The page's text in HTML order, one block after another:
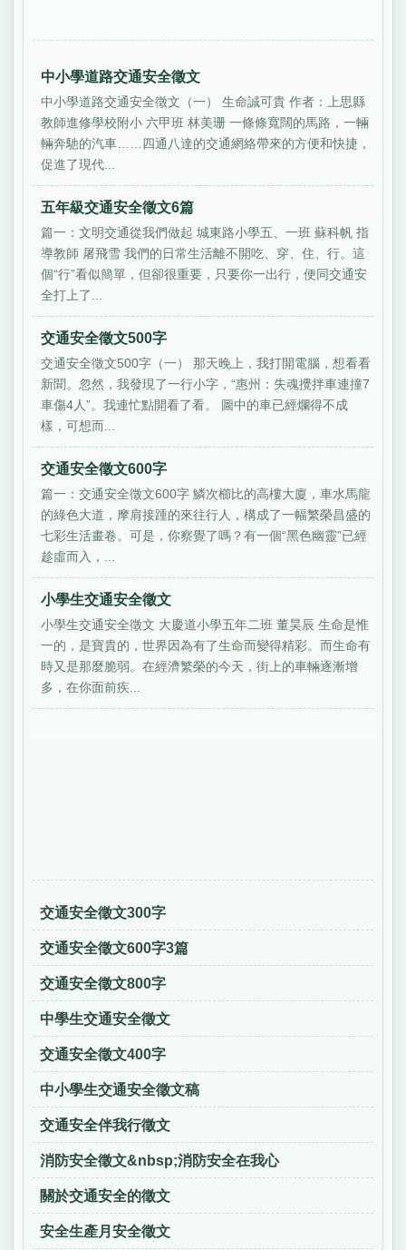
中小學道路交通安全徵文
中小學道路交通安全徵文（一） 生命誠可貴 作者：上思縣
教師進修學校附小 六甲班 林美珊 一條條寬闊的馬路，一輛
輛奔馳的汽車……四通八達的交通網絡帶來的方便和快捷，
促進了現代...
五年級交通安全徵文6篇
篇一：文明交通從我們做起 城東路小學五、一班 蘇科帆 指
導教師 屠飛雪 我們的日常生活離不開吃、穿、住、行。這
個“行”看似簡單，但卻很重要，只要你一出行，便同交通安
全打上了...
交通安全徵文500字
交通安全徵文500字（一） 那天晚上，我打開電腦，想看看
新聞。忽然，我發現了一行小字，“惠州：失魂攪拌車連撞7
車傷4人”。我連忙點開看了看。 圖中的車已經爛得不成
樣，可想而...
交通安全徵文600字
篇一：交通安全徵文600字 鱗次櫛比的高樓大廈，車水馬龍
的綠色大道，摩肩接踵的來往行人，構成了一幅繁榮昌盛的
七彩生活畫卷。可是，你察覺了嗎？有一個“黑色幽靈”已經
趁虛而入，...
小學生交通安全徵文
小學生交通安全徵文 大慶道小學五年二班 董昊辰 生命是惟
一的，是寶貴的，世界因為有了生命而變得精彩。而生命有
時又是那麼脆弱。在經濟繁榮的今天，街上的車輛逐漸增
多，在你面前疾...
交通安全徵文300字
交通安全徵文600字3篇
交通安全徵文800字
中學生交通安全徵文
交通安全徵文400字
中小學生交通安全徵文稿
交通安全伴我行徵文
消防安全徵文&nbsp;消防安全在我心
關於交通安全的徵文
安全生產月安全徵文